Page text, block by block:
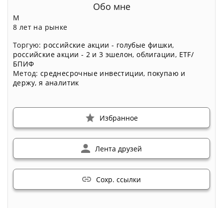
Обо мне
М
8 лет на рынке
Торгую: российские акции - голубые фишки,
российские акции - 2 и 3 эшелон,облигации, ETF/
БПИФ
Метод: среднесрочные инвестиции, покупаю и
держу, я аналитик
Избранное
Лента друзей
Сохр. ссылки